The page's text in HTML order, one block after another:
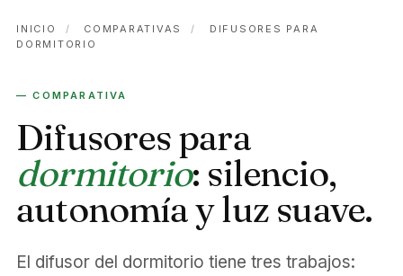
INICIO / COMPARATIVAS /
DIFUSORES PARA
DORMITORIO
— COMPARATIVA
Difusores para
dormitorio: silencio,
autonomía y luz suave.
El difusor del dormitorio tiene tres trabajos: